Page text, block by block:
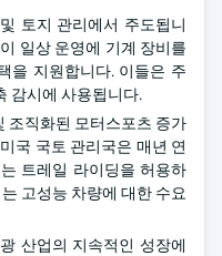
토지 관리에서 주도됩니
일상 운영에 기계 장비를
을 지원합니다. 이들은 주
감시에 사용됩니다.
조직화된 모터스포츠 증가
국 국토 관리국은 매년 연
트레일 라이딩을 허용하
고성능 차량에 대한 수요
산업의 지속적인 성장에